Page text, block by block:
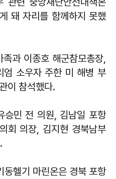
돼 자리를 함께하지 못했
과 이종호 해군참모총장,
엄 소우자 주한 미 해병 부
이 참석했다.
승민 전 의원, 김남일 포항
회 의장, 김지현 경북남부
헬기 마린온은 경북 포항